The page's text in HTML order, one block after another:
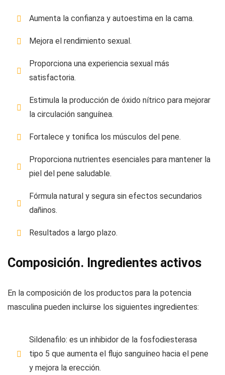
Aumenta la confianza y autoestima en la cama.
Mejora el rendimiento sexual.
Proporciona una experiencia sexual más
satisfactoria.
Estimula la producción de óxido nítrico para mejorar
la circulación sanguínea.
Fortalece y tonifica los músculos del pene.
Proporciona nutrientes esenciales para mantener la
piel del pene saludable.
Fórmula natural y segura sin efectos secundarios
dañinos.
Resultados a largo plazo.
Composición. Ingredientes activos
En la composición de los productos para la potencia
masculina pueden incluirse los siguientes ingredientes:
Sildenafilo: es un inhibidor de la fosfodiesterasa
tipo 5 que aumenta el flujo sanguíneo hacia el pene
y mejora la erección.